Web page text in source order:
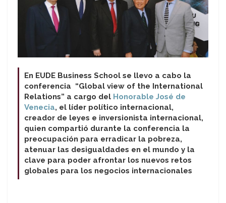
En EUDE Business School se llevo a cabo la
conferencia “Global view of the International
Relations” a cargo del Honorable José de
Venecia, el líder político internacional,
creador de leyes e inversionista internacional,
quien compartió durante la conferencia la
preocupación para erradicar la pobreza,
atenuar las desigualdades en el mundo y la
clave para poder afrontar los nuevos retos
globales para los negocios internacionales